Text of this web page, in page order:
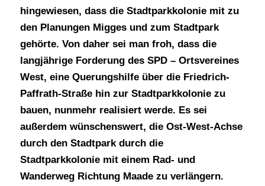
hingewiesen, dass die Stadtparkkolonie mit zu
den Planungen Migges und zum Stadtpark
gehörte. Von daher sei man froh, dass die
langjährige Forderung des SPD – Ortsvereines
West, eine Querungshilfe über die Friedrich-
Paffrath-Straße hin zur Stadtparkkolonie zu
bauen, nunmehr realisiert werde. Es sei
außerdem wünschenswert, die Ost-West-Achse
durch den Stadtpark durch die
Stadtparkkolonie mit einem Rad- und
Wanderweg Richtung Maade zu verlängern.